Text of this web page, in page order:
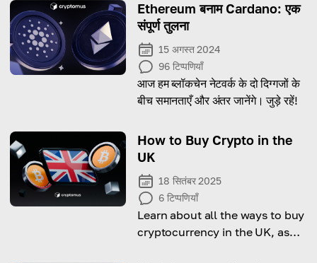
Ethereum बनाम Cardano: एक
संपूर्ण तुलना
15 अगस्त 2024
96 टिप्पणियाँ
आज हम ब्लॉकचेन नेटवर्क के दो दिग्गजों के
बीच समानताएँ और अंतर जानेंगे। जुड़े रहें!
How to Buy Crypto in the
UK
18 सितंबर 2025
6 टिप्पणियाँ
Learn about all the ways to buy
cryptocurrency in the UK, as